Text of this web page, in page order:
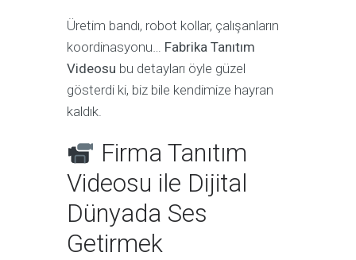
Üretim bandı, robot kollar, çalışanların
koordinasyonu… Fabrika Tanıtım
Videosu bu detayları öyle güzel
gösterdi ki, biz bile kendimize hayran
kaldık.
Firma Tanıtım
Videosu ile Dijital
Dünyada Ses
Getirmek